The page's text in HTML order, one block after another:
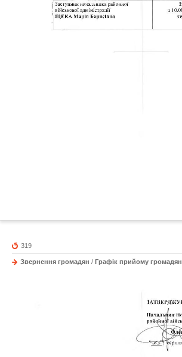
319
Звернення громадян / Графік прийому громадян